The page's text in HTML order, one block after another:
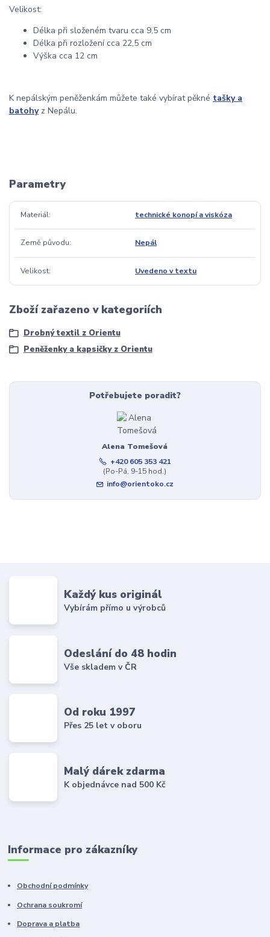
Velikost:
Délka při složeném tvaru cca 9,5 cm
Délka při rozložení cca 22,5 cm
Výška cca 12 cm
K nepálským peněženkám můžete také vybírat pěkné tašky a
batohyz Nepálu.
Parametry
Materiál technické konopí a viskóza
Země původu Nepál
Velikost Uvedeno v textu
Zboží zařazeno v kategoriích
Drobný textil z Orientu
Peněženky a kapsičky z Orientu
Potřebujete poradit?
Alena Tomešová
+420 605 353 421
(Po-Pá, 9-15 hod.)
info@orientoko.cz
Každý kus originál
Vybírám přímo u výrobců
Odeslání do 48 hodin
Vše skladem v ČR
Od roku 1997
Přes 25 let v oboru
Malý dárek zdarma
K objednávce nad 500 Kč
Informace pro zákazníky
Obchodní podmínky
Ochrana soukromí
Doprava a platba